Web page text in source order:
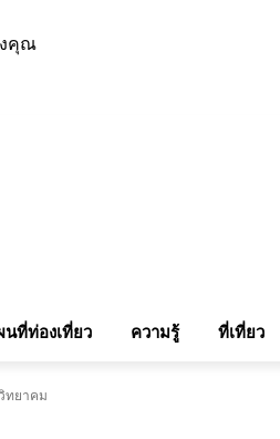
คุณ
นที่ท่องเที่ยว ความรู้ ที่เที่ยว
ทยาคม